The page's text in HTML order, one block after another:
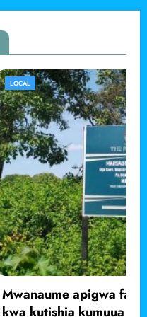
ya shilingi 200,000
Marsabit